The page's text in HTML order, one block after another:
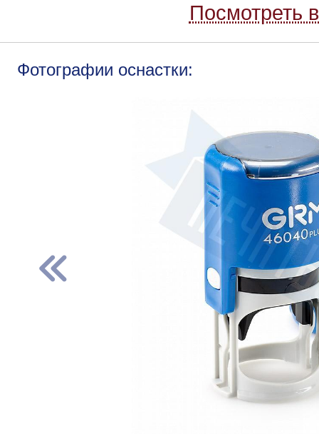
Посмотреть
Фотографии оснастки: